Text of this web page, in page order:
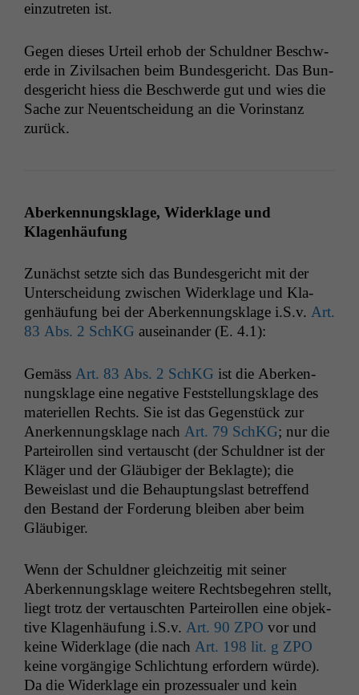
einzutreten ist.
Gegen dieses Urteil erhob der Schuld­ner Beschw­
erde in Zivil­sachen beim Bun­des­gericht. Das Bun­
des­gericht hiess die Beschw­erde gut und wies die
Sache zur Neuentschei­dung an die Vorin­stanz
zurück.
Aberken­nungsklage, Widerk­lage und
Klagenhäufung
Zunächst set­zte sich das Bun­des­gericht mit der
Unter­schei­dung zwis­chen Widerk­lage und Kla­
gen­häu­fung bei der Aberken­nungsklage i.S.v. Art.
83 Abs. 2 SchKG auseinan­der (E. 4.1):
Gemäss Art. 83 Abs. 2 SchKG ist die Aberken­
nungsklage eine neg­a­tive Fest­stel­lungsklage des
materiellen Rechts. Sie ist das Gegen­stück zur
Anerken­nungsklage nach Art. 79 SchKG; nur die
Parteirollen sind ver­tauscht (der Schuld­ner ist der
Kläger und der Gläu­biger der Beklagte); die
Beweis­last und die Behaup­tungslast betr­e­f­fend
den Bestand der Forderung bleiben aber beim
Gläubiger.
Wenn der Schuld­ner gle­ichzeit­ig mit sein­er
Aberken­nungsklage weit­ere Rechts­begehren stellt,
liegt trotz der ver­tauscht­en Parteirollen eine objek­
tive Kla­gen­häu­fung i.S.v. Art. 90 ZPO vor und
keine Widerk­lage (die nach Art. 198 lit. g ZPO
keine vorgängige Schlich­tung erfordern würde).
Da die Widerk­lage ein prozes­sualer und kein